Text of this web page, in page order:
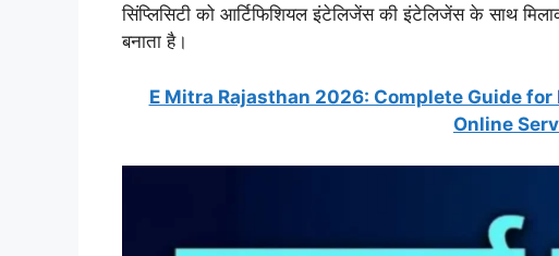
सिंप्लिसिटी को आर्टिफिशियल इंटेलिजेंस की इंटेलिजेंस के साथ
बनाता है।
E Mitra Rajasthan 2026: Complete Guide
Online